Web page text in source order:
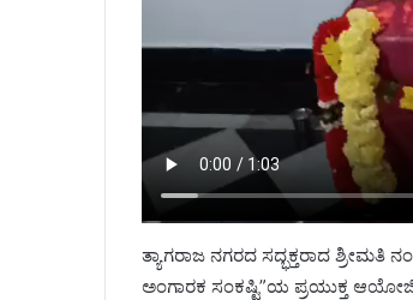
ತ್ಯಾಗರಾಜ ನಗರದ ಸದ್ಭಕ್ತರಾದ ಶ್ರೀಮತಿ
ಅಂಗಾರಕ ಸಂಕಷ್ಟಿ”ಯ ಪ್ರಯುಕ್ತ